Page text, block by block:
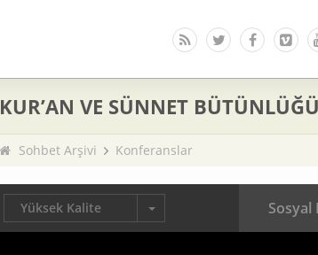
KUR’AN VE SÜNNET
Sohbet Arşivi Konferanslar
Yüksek Kalite Sosyal